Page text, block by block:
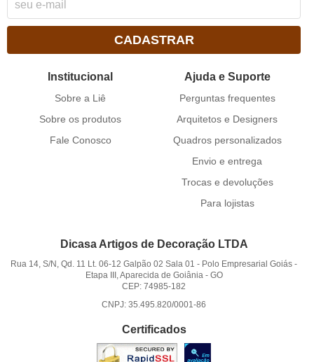
CADASTRAR
Institucional
Sobre a Liê
Sobre os produtos
Fale Conosco
Ajuda e Suporte
Perguntas frequentes
Arquitetos e Designers
Quadros personalizados
Envio e entrega
Trocas e devoluções
Para lojistas
Dicasa Artigos de Decoração LTDA
Rua 14, S/N, Qd. 11 Lt. 06-12 Galpão 02 Sala 01 - Polo Empresarial Goiás -
Etapa III, Aparecida de Goiânia- GO
CEP: 74985-182
CNPJ: 35.495.820/0001-86
Certificados